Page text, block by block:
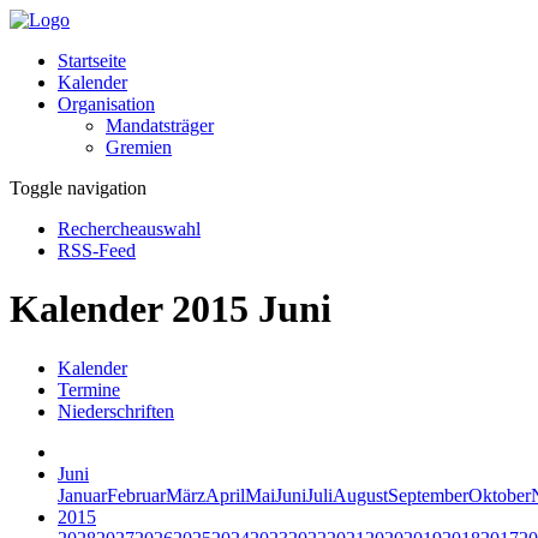
Startseite
Kalender
Organisation
Mandatsträger
Gremien
Toggle navigation
Rechercheauswahl
RSS-Feed
Kalender 2015 Juni
Kalender
Termine
Niederschriften
Juni
JanuarFebruarMärzAprilMaiJuniJuliAugustSeptemberOktober
2015